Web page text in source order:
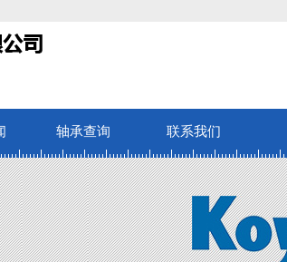
轴承查询 联系我们